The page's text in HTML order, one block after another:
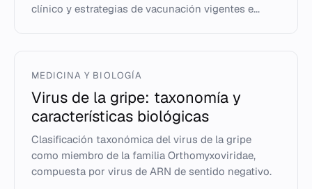
clínico y estrategias de vacunación vigentes e...
MEDICINA Y BIOLOGÍA
Virus de la gripe: taxonomía y
características biológicas
Clasificación taxonómica del virus de la gripe
como miembro de la familia Orthomyxoviridae,
compuesta por virus de ARN de sentido negativo.